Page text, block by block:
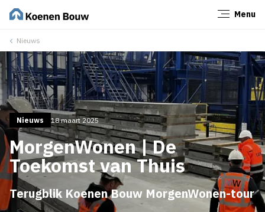
Menu
Nieuws
Nieuws 18 maart 2025
MorgenWonen | De
Toekomst van Thuis
Terugblik Koenen Bouw MorgenWonen-tour
Sluiten